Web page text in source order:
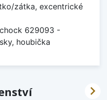
zátka, excentrické
629093 -
houbička
